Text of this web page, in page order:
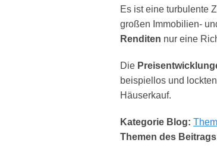
Es ist eine turbulente
großen Immobilien-
Renditen nur eine
Die
beispiellos und
Häuserkauf.
Kategorie Blog:
Themen des